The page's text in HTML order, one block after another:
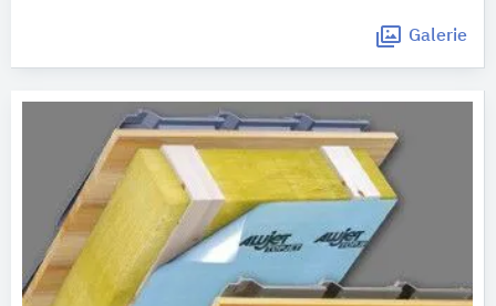
Galerie